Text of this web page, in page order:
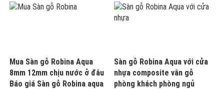
Mua Sàn gỗ Robina Aqua
8mm 12mm chịu nước ở đâu
Báo giá Sàn gỗ Robina aqua
Sàn gỗ Robina Aqua với cửa
nhựa composite vân gỗ
phòng khách phòng ngủ